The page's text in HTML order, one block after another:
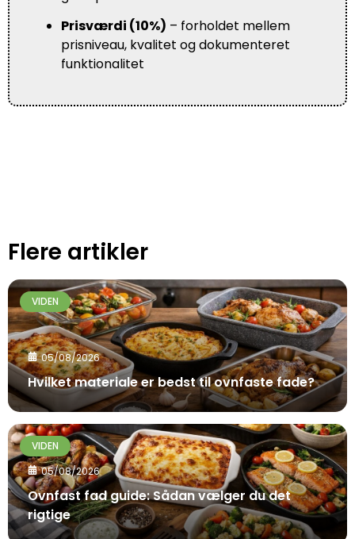
Prisværdi (10%) – forholdet mellem
prisniveau, kvalitet og dokumenteret
funktionalitet
Flere artikler
VIDEN
05/08/2026
Hvilket materiale er bedst til ovnfaste fade?
VIDEN
05/08/2026
Ovnfast fad guide: Sådan vælger du det
rigtige